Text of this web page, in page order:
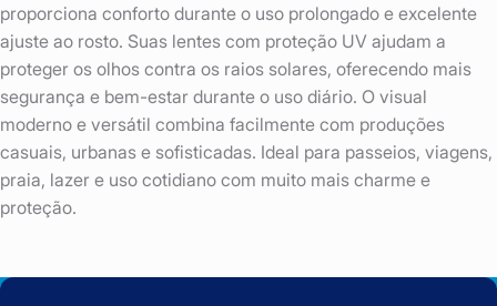
proporciona conforto durante o uso prolongado e excelente
ajuste ao rosto. Suas lentes com proteção UV ajudam a
proteger os olhos contra os raios solares, oferecendo mais
segurança e bem-estar durante o uso diário. O visual
moderno e versátil combina facilmente com produções
casuais, urbanas e sofisticadas. Ideal para passeios, viagens,
praia, lazer e uso cotidiano com muito mais charme e
proteção.